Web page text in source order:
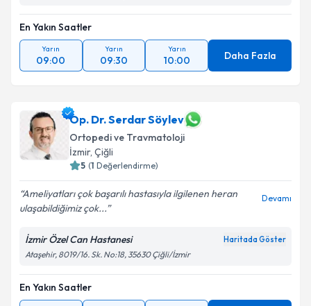
En Yakın Saatler
Yarın
09:00
Yarın
09:30
Yarın
10:00 Daha Fazla
Op. Dr. Serdar Söylev
Ortopedi ve Travmatoloji
İzmir, Çiğli
5 (1 Değerlendirme)
Ameliyatları çok başarılı hastasıyla ilgilenen heran
ulaşabildiğimiz çok...
Devamı
İzmir Özel Can Hastanesi Haritada Göster
Ataşehir, 8019/16. Sk. No:18, 35630 Çiğli/İzmir
En Yakın Saatler